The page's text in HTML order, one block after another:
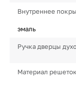
Внутреннее
эмаль
Ручка дверцы
Материал решеток